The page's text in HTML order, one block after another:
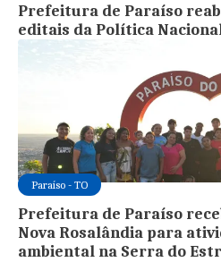
Prefeitura de Paraíso
editais da Política
Paraíso - TO
Prefeitura de Paraíso
Nova Rosalândia para
ambiental na Serra do